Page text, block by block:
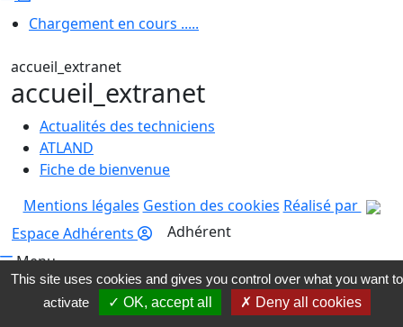
Chargement en cours .....
accueil_extranet
accueil_extranet
Actualités des techniciens
ATLAND
Fiche de bienvenue
Mentions légales Gestion des cookies Réalisé par
Espace Adhérents
Adhérent
Menu
This site uses cookies and gives you control over what you want to
activate
✓ OK, accept all ✗ Deny all cookies